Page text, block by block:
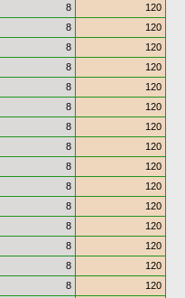
8
120
8
120
8
120
8
120
8
120
8
120
8
120
8
120
8
120
8
120
8
120
8
120
8
120
8
120
8
120